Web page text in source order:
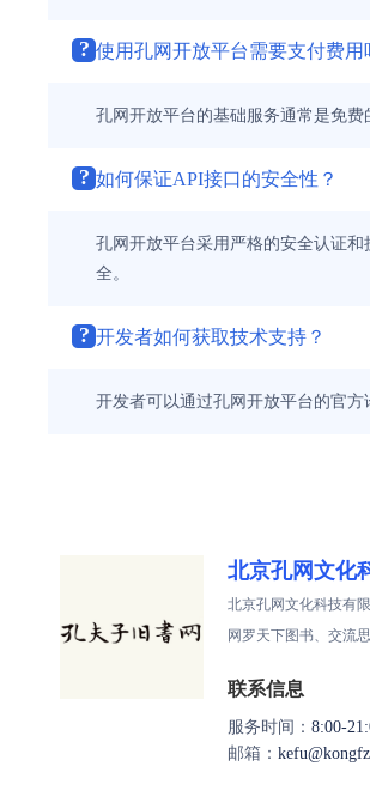
? 使用孔网开放平台需要支付费用
孔网开放平台的基础服务通常是免
? 如何保证API接口的安全性？
孔网开放平台采用严格的安全认证
全。
? 开发者如何获取技术支持？
开发者可以通过孔网开放平台的官
北京孔网文化
北京孔网文化科技有
网罗天下图书、交流
联系信息
服务时间： 8:00-
邮箱：